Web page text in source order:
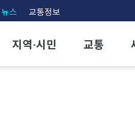
뉴스 교통정보
지역·시민 교통